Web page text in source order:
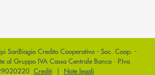
SanBiagio Credito Cooperativo - Soc. Coop. -
al Gruppo IVA Cassa Centrale Banca · P.Iva
Crediti| Note legali